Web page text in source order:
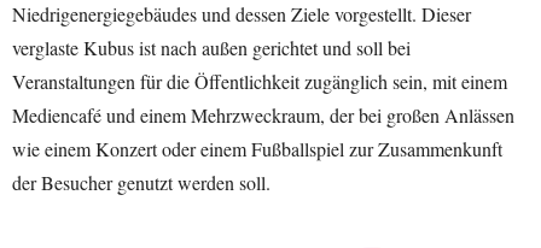
Niedrigenergiegebäudes und dessen Ziele vorgestellt. Dieser
verglaste Kubus ist nach außen gerichtet und soll bei
Veranstaltungen für die Öffentlichkeit zugänglich sein, mit einem
Mediencafé und einem Mehrzweckraum, der bei großen Anlässen
wie einem Konzert oder einem Fußballspiel zur Zusammenkunft
der Besucher genutzt werden soll.